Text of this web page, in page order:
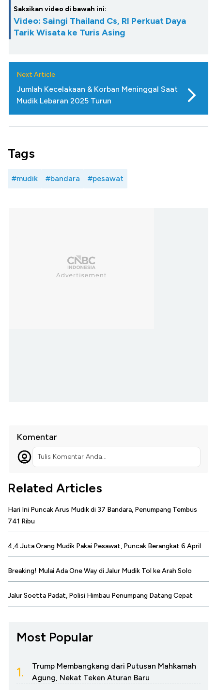
Saksikan video di bawah ini:
Video: Saingi Thailand Cs, RI Perkuat Daya
Tarik Wisata ke Turis Asing
Next Article
Jumlah Kecelakaan & Korban Meninggal Saat
Mudik Lebaran 2025 Turun
Tags
#mudik #bandara #pesawat
Komentar
Tulis Komentar Anda...
Related Articles
Hari Ini Puncak Arus Mudik di 37 Bandara, Penumpang Tembus
741 Ribu
4,4 Juta Orang Mudik Pakai Pesawat, Puncak Berangkat 6 April
Breaking! Mulai Ada One Way di Jalur Mudik Tol ke Arah Solo
Jalur Soetta Padat, Polisi Himbau Penumpang Datang Cepat
Most Popular
1.
Trump Membangkang dari Putusan Mahkamah
Agung, Nekat Teken Aturan Baru